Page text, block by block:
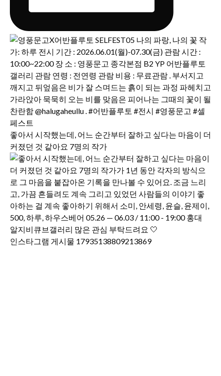
좋아서 시작했는데, 어느 순간부터 잘하고 싶다는 마음이 더
커졌던 것 같아요 7명의 작가
인스타그램 게시물 17935138809213869